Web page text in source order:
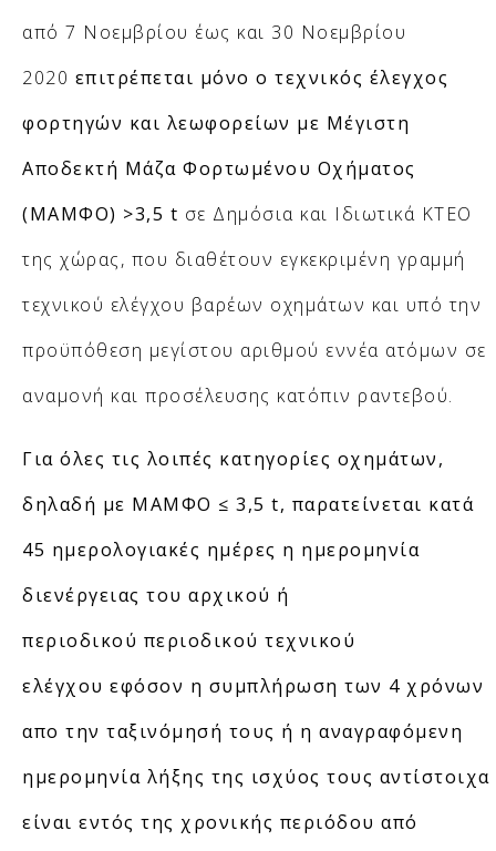
από 7 Νοεμβρίου έως και 30 Νοεμβρίου
2020 επιτρέπεται μόνο ο τεχνικός έλεγχος
φορτηγών και λεωφορείων με Μέγιστη
Αποδεκτή Μάζα Φορτωμένου Οχήματος
(ΜΑΜΦΟ) >3,5 t σε Δημόσια και Ιδιωτικά ΚΤΕΟ
της χώρας, που διαθέτουν εγκεκριμένη γραμμή
τεχνικού ελέγχου βαρέων οχημάτων και υπό την
προϋπόθεση μεγίστου αριθμού εννέα ατόμων σε
αναμονή και προσέλευσης κατόπιν ραντεβού.
Για όλες τις λοιπές κατηγορίες οχημάτων,
δηλαδή με ΜΑΜΦΟ ≤ 3,5 t, παρατείνεται κατά
45 ημερολογιακές ημέρες η ημερομηνία
διενέργειας του αρχικού ή
περιοδικού περιοδικού τεχνικού
ελέγχου εφόσον η συμπλήρωση των 4 χρόνων
απο την ταξινόμησή τους ή η αναγραφόμενη
ημερομηνία λήξης της ισχύος τους αντίστοιχα
είναι εντός της χρονικής περιόδου από